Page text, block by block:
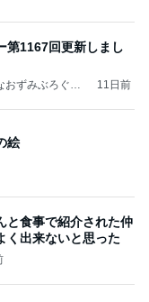
第1167回更新しまし
おずみぶろぐ」
11日前
絵
と食事で紹介された仲
く出来ないと思った